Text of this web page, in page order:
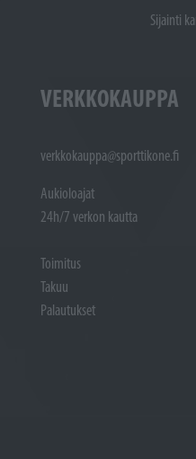
Sijainti
VERKKOKAUPPA
verkkokauppa@sporttikone.fi
Aukioloajat
24h/7 verkon kautta
Toimitus
Takuu
Palautukset